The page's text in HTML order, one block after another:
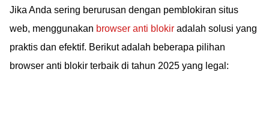
Jika Anda sering berurusan dengan pemblokiran situs
web, menggunakan browser anti blokir adalah solusi yang
praktis dan efektif. Berikut adalah beberapa pilihan
browser anti blokir terbaik di tahun 2025 yang legal: